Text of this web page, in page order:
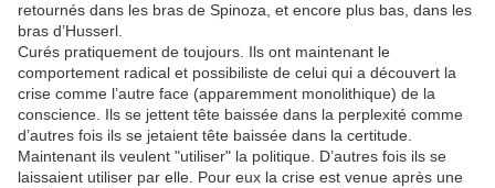
retournés dans les bras de Spinoza, et encore plus bas, dans les
bras d’Husserl.
Curés pratiquement de toujours. Ils ont maintenant le
comportement radical et possibiliste de celui qui a découvert la
crise comme l’autre face (apparemment monolithique) de la
conscience. Ils se jettent tête baissée dans la perplexité comme
d’autres fois ils se jetaient tête baissée dans la certitude.
Maintenant ils veulent "utiliser" la politique. D’autres fois ils se
laissaient utiliser par elle. Pour eux la crise est venue après une